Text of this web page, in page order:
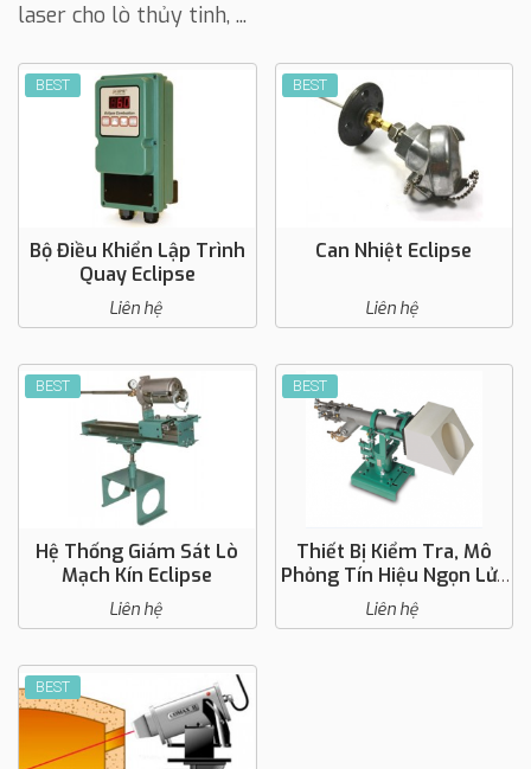
laser cho lò thủy tinh, ...
BEST
Bộ Điều Khiển Lập Trình
Quay Eclipse
Liên hệ
BEST
Can Nhiệt Eclipse
Liên hệ
BEST
Hệ Thống Giám Sát Lò
Mạch Kín Eclipse
Liên hệ
BEST
Thiết Bị Kiểm Tra, Mô
Phỏng Tín Hiệu Ngọn Lửa
Eclipse
Liên hệ
BEST